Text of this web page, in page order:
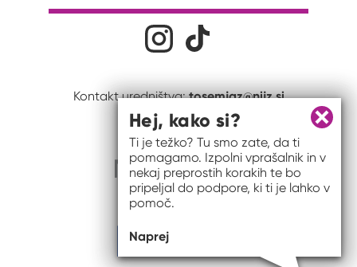
Družabna omrežja
Kontakt uredništva:tosemjaz@nijz.si
Zapri
Hej, kako si?
Ti je težko? Tu smo zate, da ti
pomagamo. Izpolni vprašalnik in v
nekaj preprostih korakih te bo
pripeljal do podpore, ki ti je lahko v
pomoč.
Naprej